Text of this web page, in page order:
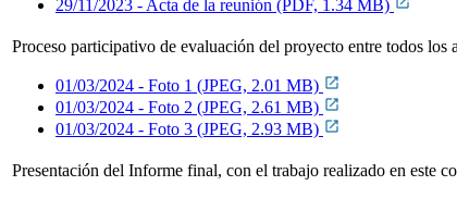
29/11/2023 - Acta de la reunión (PDF, 1.34 MB)
Proceso participativo de evaluación del proyecto entre todos los
01/03/2024 - Foto 1 (JPEG, 2.01 MB)
01/03/2024 - Foto 2 (JPEG, 2.61 MB)
01/03/2024 - Foto 3 (JPEG, 2.93 MB)
Presentación del Informe final, con el trabajo realizado en este